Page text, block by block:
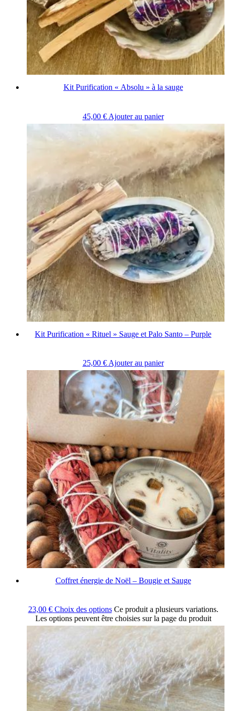
Kit Purification « Absolu » à la sauge
45,00 € Ajouter au panier
Kit Purification « Rituel » Sauge et Palo Santo – Purple
25,00 € Ajouter au panier
Coffret énergie de Noël – Bougie et Sauge
23,00 € Choix des options Ce produit a plusieurs variations.
Les options peuvent être choisies sur la page du produit